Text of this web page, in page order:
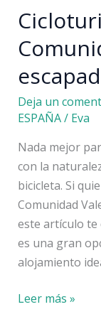
Deja un
ESPAÑA/ Eva
Nada mejor
con la
bicicleta. Si
Comunidad
este artículo te
es una gran
alojamiento
Cicloturismo
Leer más »